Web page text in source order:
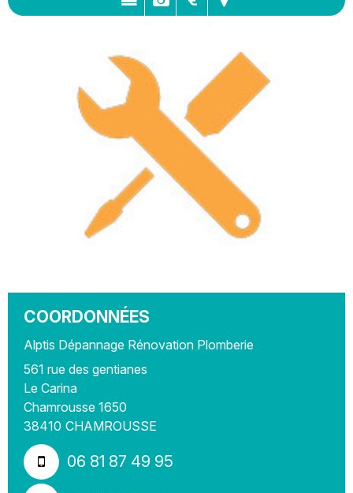
COORDONNÉES
Alptis Dépannage Rénovation Plomberie
561 rue des gentianes
Le Carina
Chamrousse 1650
38410 CHAMROUSSE
06 81 87 49 95